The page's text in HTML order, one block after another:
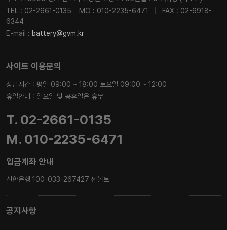
TEL : 02-2661-0135
MO : 010-2235-6471
FAX : 02-6918-
6344
E-mail : battery@gvm.kr
사이트 이용문의
상담시간 : 평일 09:00 ~ 18:00 토요일 09:00 ~ 12:00
휴일안내 : 일요일 및 공휴일은 휴무
T. 02-2661-0135
M. 010-2235-6471
입금계좌 안내
신한은행 100-033-267427 썬볼트
공지사항